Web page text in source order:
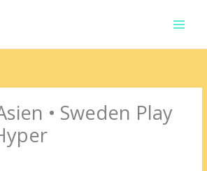
• Sweden Play